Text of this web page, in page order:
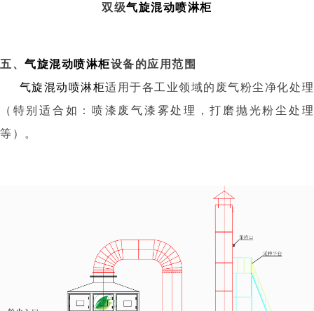
双级气旋混动喷淋柜
五、 气旋混动喷淋柜设备的应用范围
气旋混动喷淋柜适用于各工业领域的废气粉尘净化处理
（特别适合如：喷漆废气漆雾处理，打磨抛光粉尘处理
等）。